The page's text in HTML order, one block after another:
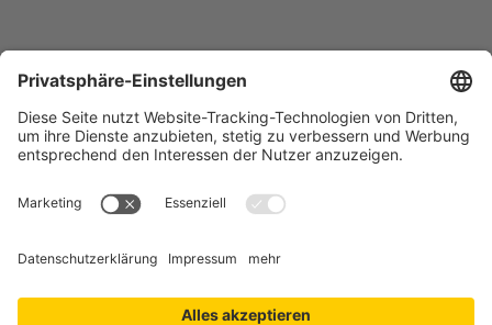
Deutschen Gießerei-Industrie e.V.
40549 Düsseldorf
Telefon:0211 - 68 71 - 03
0211 - 68 71 - 3333